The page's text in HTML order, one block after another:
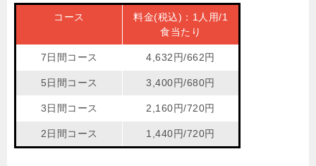
コース
料金(税込)：1人用/1
食当たり
7日間コース 4,632円/662円
5日間コース 3,400円/680円
3日間コース 2,160円/720円
2日間コース 1,440円/720円